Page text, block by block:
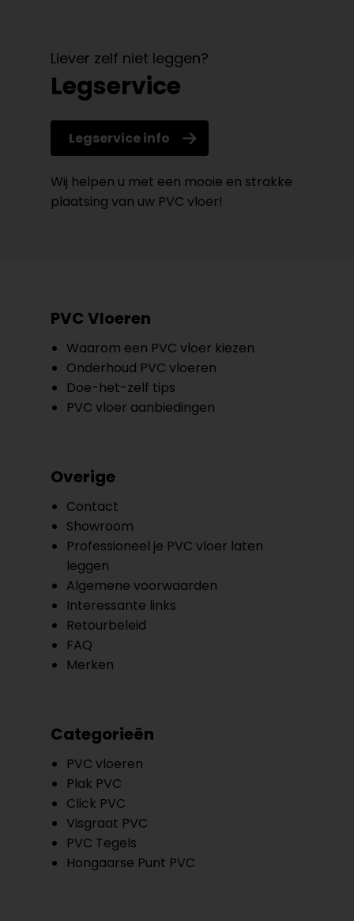
Liever zelf niet leggen?
Legservice
Legservice info
Wij helpen u met een mooie en strakke
plaatsing van uw PVC vloer!
PVC Vloeren
Waarom een PVC vloer kiezen
Onderhoud PVC vloeren
Doe-het-zelf tips
PVC vloer aanbiedingen
Overige
Contact
Showroom
Professioneel je PVC vloer laten
leggen
Algemene voorwaarden
Interessante links
Retourbeleid
FAQ
Merken
Categorieën
PVC vloeren
Plak PVC
Click PVC
Visgraat PVC
PVC Tegels
Hongaarse Punt PVC